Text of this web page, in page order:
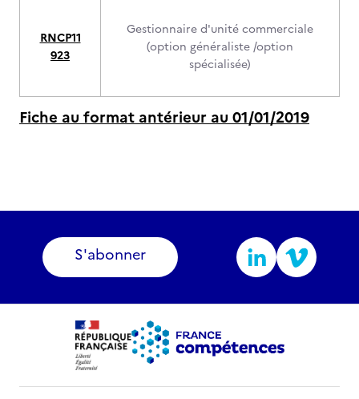
RNCP11
923
Gestionnaire d'unité commerciale
(option généraliste /option
spécialisée)
Fiche au format antérieur au 01/01/2019
S'abonner